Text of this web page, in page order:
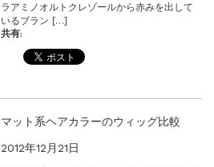
ラアミノオルトクレゾールから赤みを出して
いるブラン […]
共有:
マット系ヘアカラーのウィッグ比較
2012年12月21日